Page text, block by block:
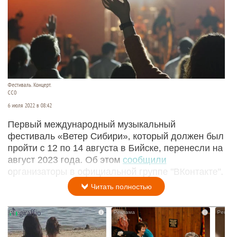
Фестиваль. Концерт.
СС0
6 июля 2022 в 08:42
Первый международный музыкальный
фестиваль «Ветер Сибири», который должен был
пройти с 12 по 14 августа в Бийске, перенесли на
август 2023 года. Об этом сообщили
организаторы в официальной группе "ВКонтакте".
Читать полностью
i